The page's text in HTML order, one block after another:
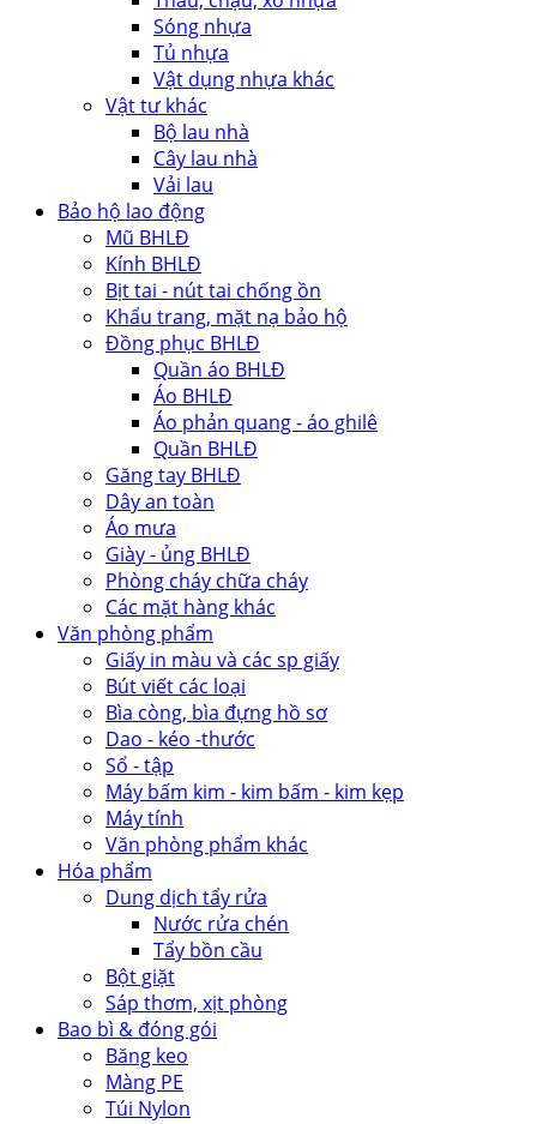
Sóng nhựa
Tủ nhựa
Vật dụng nhựa khác
Vật tư khác
Bộ lau nhà
Cây lau nhà
Vải lau
Bảo hộ lao động
Mũ BHLĐ
Kính BHLĐ
Bịt tai - nút tai chống ồn
Khẩu trang, mặt nạ bảo hộ
Đồng phục BHLĐ
Quần áo BHLĐ
Áo BHLĐ
Áo phản quang - áo ghilê
Quần BHLĐ
Găng tay BHLĐ
Dây an toàn
Áo mưa
Giày - ủng BHLĐ
Phòng cháy chữa cháy
Các mặt hàng khác
Văn phòng phẩm
Giấy in màu và các sp giấy
Bút viết các loại
Bìa còng, bìa đựng hồ sơ
Dao - kéo -thước
Sổ - tập
Máy bấm kim - kim bấm - kim kẹp
Máy tính
Văn phòng phẩm khác
Hóa phẩm
Dung dịch tẩy rửa
Nước rửa chén
Tẩy bồn cầu
Bột giặt
Sáp thơm, xịt phòng
Bao bì & đóng gói
Băng keo
Màng PE
Túi Nylon